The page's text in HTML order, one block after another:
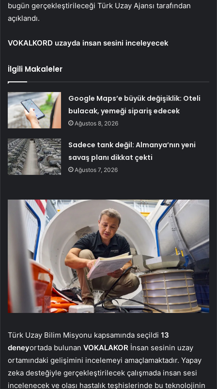
bugün gerçekleştirileceği Türk Uzay Ajansı tarafından
açıklandı.
VOKALKORD uzayda insan sesini inceleyecek
İlgili Makaleler
Google Maps’e büyük değişiklik: Oteli
bulacak, yemeği sipariş edecek
Ağustos 8, 2026
Sadece tank değil: Almanya’nın yeni
savaş planı dikkat çekti
Ağustos 7, 2026
Türk Uzay Bilim Misyonu kapsamında seçildi 13
deneyortada bulunan VOKALAKOR İnsan sesinin uzay
ortamındaki gelişimini incelemeyi amaçlamaktadır. Yapay
zeka desteğiyle gerçekleştirilecek çalışmada insan sesi
incelenecek ve olası hastalık teşhislerinde bu teknolojinin